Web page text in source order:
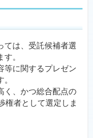
は、受託候補者選
。
に関するプレゼン
、かつ総合配点の
権者として選定しま